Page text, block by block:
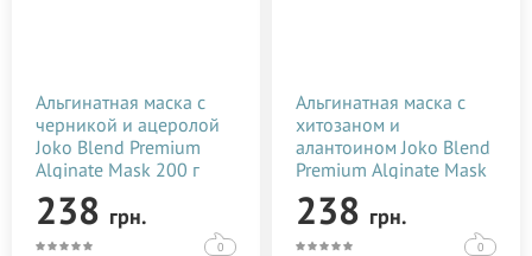
Альгинатная маска с
черникой и ацеролой
Joko Blend Premium
Alginate Mask 200 г
564296
238 грн.
0
Альгинатная маска с
хитозаном и
алантоином Joko Blend
Premium Alginate Mask
200 г 564294
238 грн.
0